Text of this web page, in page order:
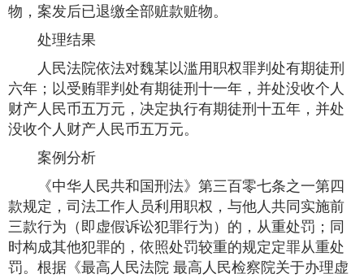
物，案发后已退缴全部赃款赃物。
处理结果
人民法院依法对魏某以滥用职权罪判处有期徒刑
六年；以受贿罪判处有期徒刑十一年，并处没收个人
财产人民币五万元，决定执行有期徒刑十五年，并处
没收个人财产人民币五万元。
案例分析
《中华人民共和国刑法》第三百零七条之一第四
款规定，司法工作人员利用职权，与他人共同实施前
三款行为（即虚假诉讼犯罪行为）的，从重处罚；同
时构成其他犯罪的，依照处罚较重的规定定罪从重处
罚。根据《最高人民法院 最高人民检察院关于办理虚